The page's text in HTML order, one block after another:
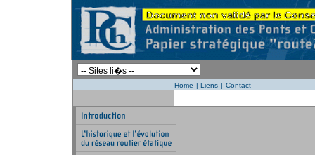
Home | Liens | Contact